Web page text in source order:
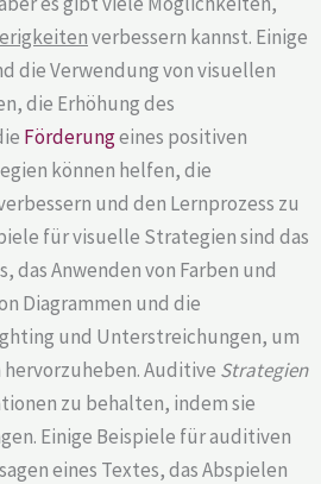
verbessern kannst. Einige
die Verwendung von visuellen
die Erhöhung des
Förderungeines positiven
können helfen, die
und den Lernprozess zu
für visuelle Strategien sind das
das Anwenden von Farben und
Diagrammen und die
und Unterstreichungen, um
Auditive Strategien
zu behalten, indem sie
Einige Beispiele für auditiven
eines Textes, das Abspielen